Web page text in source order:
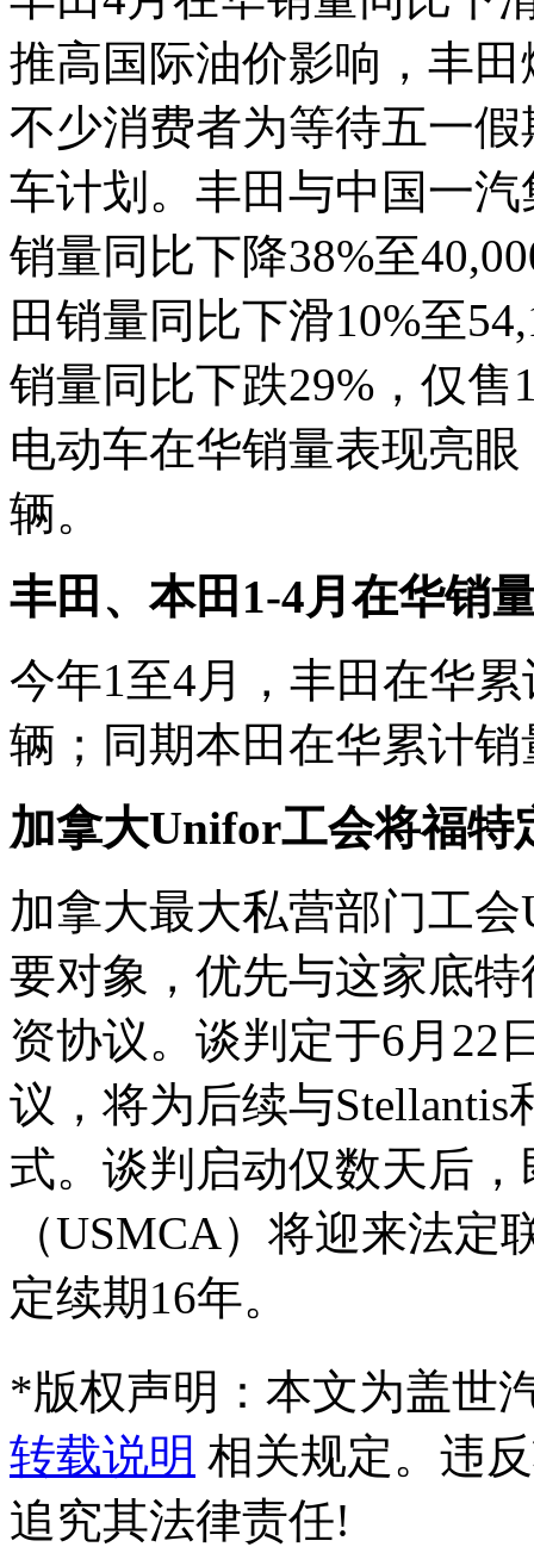
推高国际油价影响，丰
不少消费者为等待五一
车计划。丰田与中国一
销量同比下降38%至
田销量同比下滑10%至
销量同比下跌29%，仅
电动车在华销量表现亮
辆。
丰田、本田1-4月在华销
今年1至4月，丰田在华
辆；同期本田在华累计销
加拿大Unifor工会将福特
加拿大最大私营部门工
要对象，优先与这家底
资协议。谈判定于6月22
议，将为后续与
式。谈判启动仅数天后
（USMCA）将迎来法
定续期16年。
*版权声明：本文为盖世
转载说明 相关规定。违
追究其法律责任!